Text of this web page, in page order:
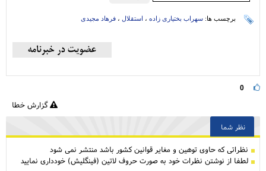
برچسب ها: سهراب بختیاری زاده ، استقلال ، فرهاد مجیدی
0
گزارش خطا
نظر شما
نظراتی كه حاوی توهین و مغایر قوانین کشور باشد منتشر نمی شود
لطفا از نوشتن نظرات خود به صورت حروف لاتین (فینگلیش) خودداری نمایید